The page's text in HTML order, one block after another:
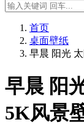
首页
桌面壁纸
早晨 阳光
早晨 阳
5K风景